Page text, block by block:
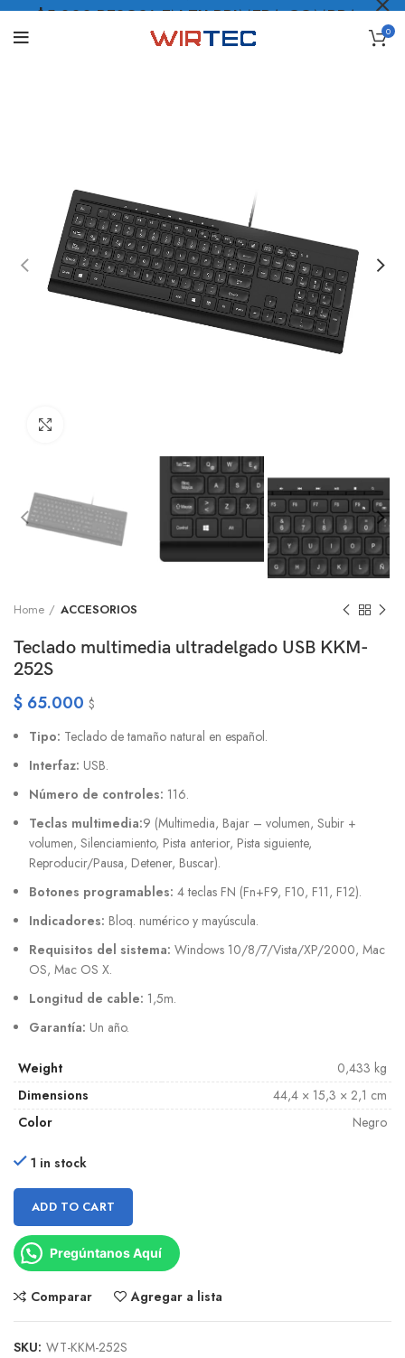
0
Home ACCESORIOS
Teclado multimedia ultradelgado USB KKM-
252S
$ 65.000 $
Tipo: Teclado de tamaño natural en español.
Interfaz: USB.
Número de controles: 116.
Teclas multimedia:9 (Multimedia, Bajar – volumen, Subir +
volumen, Silenciamiento, Pista anterior, Pista siguiente,
Reproducir/Pausa, Detener, Buscar).
Botones programables: 4 teclas FN (Fn+F9, F10, F11, F12).
Indicadores: Bloq. numérico y mayúscula.
Requisitos del sistema: Windows 10/8/7/Vista/XP/2000, Mac
OS, Mac OS X.
Longitud de cable: 1,5m.
Garantía: Un año.
Weight
0,433 kg
Dimensions
44,4 × 15,3 × 2,1 cm
Color
Negro
1 in stock
ADD TO CART
Pregúntanos Aquí
Comparar Agregar a lista
SKU: WT-KKM-252S
$5.000 PESOS* EN TU PRIMERA COMPRA